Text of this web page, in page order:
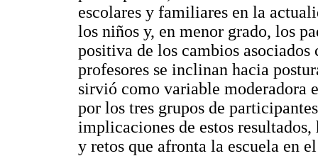
escolares y familiares en la
los niños y, en menor grado, los
positiva de los cambios
profesores se inclinan hacia
sirvió como variable moderadora
por los tres grupos de
implicaciones de estos
y retos que afronta la escuela en